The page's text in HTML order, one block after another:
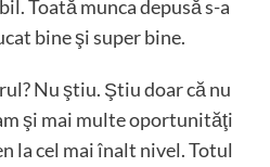
Toată munca depusă s-a
bine şi super bine.
Nu ştiu. Ştiu doar că nu
şi mai multe oportunităţi
la cel mai înalt nivel. Totul